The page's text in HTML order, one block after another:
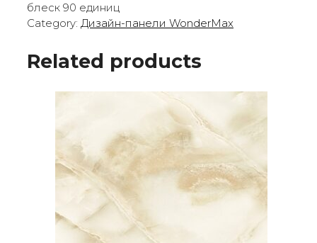
блеск 90 единиц
Category: Дизайн-панели WonderMax
Related products